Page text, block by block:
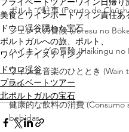
ポルトで駐車 (Poruto de
ジェレスの冒険 (Jeresu no
ハイキングの冒険 (Haikingu no
ワインと音楽のひととき (Wain
Hito
健康的な飲料の消費 (Consumo
bebidas
美食とワインポートワイン責任あ
ドウロ渓谷隠れた宝石
ポルトガルへの旅、ポルト、
ワインテイスティング
ドウロ渓谷
プライベートツアー
北ポルトガルの宝石